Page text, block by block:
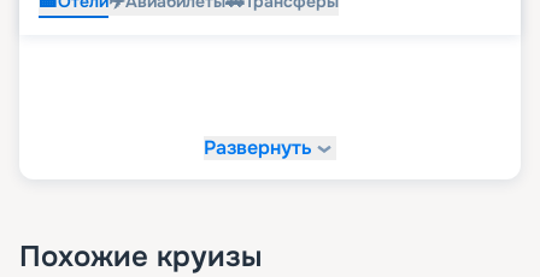
Развернуть
Похожие круизы